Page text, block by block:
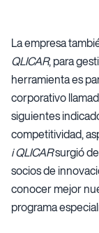
La empresa
QLICAR, para
herramienta es
corporativo
siguientes
competitividad,
i QLICARsurgió
socios de
conocer mejor
programa